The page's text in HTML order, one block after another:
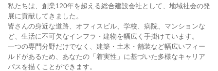
私たちは、創業120年を超える総合建設会社として、地域社会の発
展に貢献してきました。
皆さんの身近な道路、オフィスビル、学校、病院、マンションな
ど、生活に不可欠なインフラ・建物を幅広く手掛けています。
一つの専門分野だけでなく、建築・土木・舗装など幅広いフィー
ルドがあるため、あなたの「着実性」に基づいた多様なキャリア
パスを描くことができます。